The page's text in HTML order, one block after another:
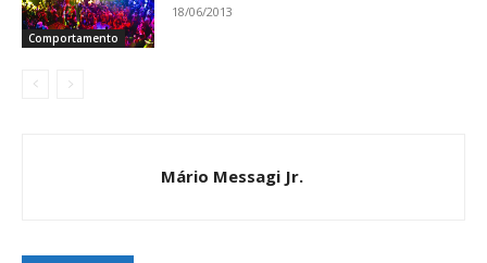
Comportamento
18/06/2013
Mário Messagi Jr.